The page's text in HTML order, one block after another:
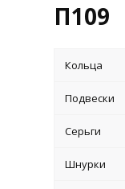
П109
Кольца
Подвески
Серьги
Шнурки